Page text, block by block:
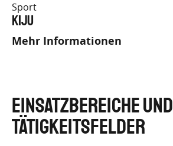
Sport
Kiju
Mehr Informationen
EINSATZBEREICHE UND
TÄTIGKEITSFELDER